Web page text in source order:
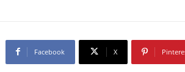
Facebook X